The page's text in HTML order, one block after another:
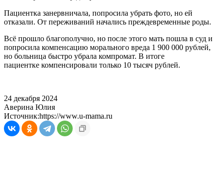
Пациентка занервничала, попросила убрать фото, но ей
отказали. От переживаний начались преждевременные роды.
Всё прошло благополучно, но после этого мать пошла в суд и
попросила компенсацию морального вреда 1 900 000 рублей,
но больница быстро убрала компромат. В итоге
пациентке компенсировали только 10 тысяч рублей.
24 декабря 2024
Аверина Юлия
Источник:https://www.u-mama.ru